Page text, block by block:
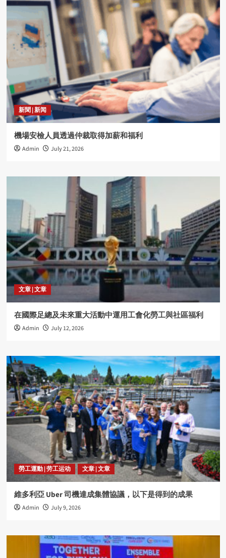
新聞 | 新闻
機場安檢人員透過仲裁取得加薪和福利
Admin July 21, 2026
文章 | 文章
在國際足總及未來重大活動中運用工會化勞工與社區福利
Admin July 12, 2026
勞工運動 | 劳工运动 文章 | 文章
維多利亞 Uber 司機達成集體協議，以下是得到的成果
Admin July 9, 2026